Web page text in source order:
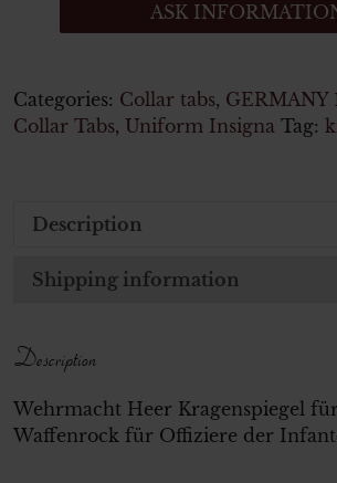
Parade-
Waffenrock
Infanterie
ASK
Categories: Collar tabs, GERMANY
Collar Tabs, Uniform Insigna Tag:
Description
Shipping information
Description
Wehrmacht Heer Kragenspiegel
Waffenrock für Offiziere der